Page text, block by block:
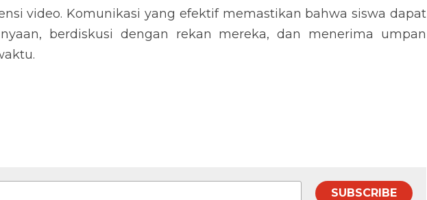
video. Komunikasi yang efektif memastikan bahwa siswa dapat
berdiskusi dengan rekan mereka, dan menerima umpan
SUBSCRIBE